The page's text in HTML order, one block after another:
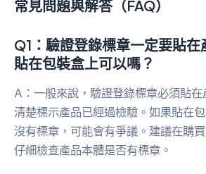
常見問題與解答（FAQ）
Q1：驗證登錄標章一定要貼
貼在包裝盒上可以嗎？
A：一般來說，驗證登錄標章必須貼
清楚標示產品已經過檢驗。如果貼在
沒有標章，可能會有爭議。建議在購
仔細檢查產品本體是否有標章。